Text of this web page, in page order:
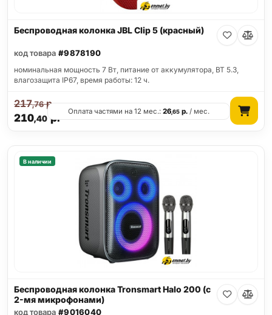
Беспроводная колонка JBL Clip 5 (красный)
код товара #9878190
номинальная мощность 7 Вт, питание от аккумулятора, BT 5.3,
влагозащита IP67, время работы: 12 ч.
210,40р.
217,76р.
Оплата частями на 12 мес.:26,65 р. / мес.
В наличии
Беспроводная колонка Tronsmart Halo 200 (с
2-мя микрофонами)
код товара #9016040